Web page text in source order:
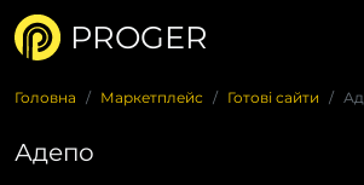
PROGER
Головна Маркетплейс Готові сайти
Адепо